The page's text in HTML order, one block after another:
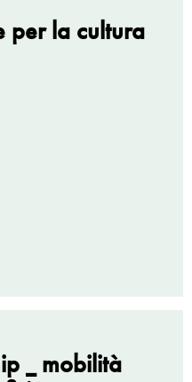
per la cultura
_ mobilità